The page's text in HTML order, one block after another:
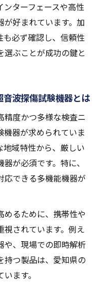
査の品質向上事例
探傷試験機器
化と検査業務効率
寄与する機器選び
音波探傷試験機器
試験の導入例
音波探傷試験導入
超音波探傷試験機
ターフェースや高性
好まれています。加
も必ず確認し、信頼性
ぶことが成功の鍵と
波探傷試験機器とは
精度かつ多様な検査ニ
器が求められていま
域特性から、厳しい
が必須です。特に、
応できる多機能機器が
めるために、携帯性や
されています。例え
や、現場での即時解析
持つ製品は、愛知県の
ます。